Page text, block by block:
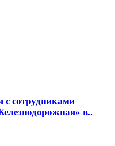
с сотрудниками
в..